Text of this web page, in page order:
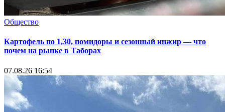
Общество
Картофель по 1,30, помидоры и сезонный инжир — что
почем на рынке в Таборах
07.08.26 16:54